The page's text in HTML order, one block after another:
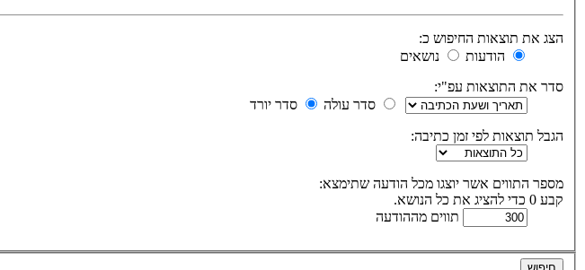
הצג את תוצאות החיפוש כ:
הודעות
נושאים
סדר את התוצאות עפ"י:
סדר עולה
סדר יורד
הגבל תוצאות לפי זמן כתיבה:
מספר התווים אשר יוצגו מכל הודעה שתימצא:
קבע 0 כדי להציג את כל הנושא.
תווים מההודעה